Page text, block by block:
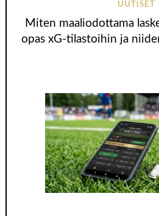
UUTISET
Miten maaliodottama
opas xG-tilastoihin ja